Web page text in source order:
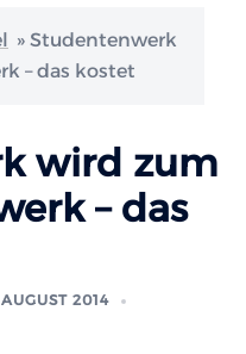
» Studentenwerk
– das kostet
wird zum
– das
2014